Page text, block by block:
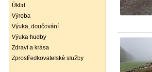
Úklid
Výroba
Výuka, doučování
Výuka hudby
Zdraví a krása
Zprostředkovatelské služby